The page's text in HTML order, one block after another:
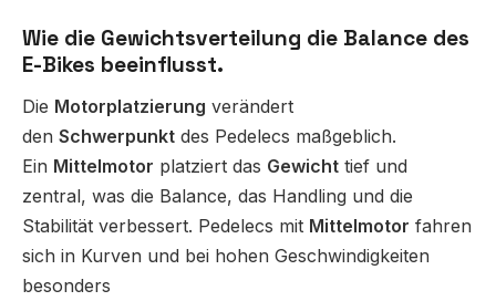
Wie die Gewichtsverteilung die Balance des
E-Bikes beeinflusst.
Die Motorplatzierung verändert
den Schwerpunkt des Pedelecs maßgeblich.
Ein Mittelmotor platziert das Gewicht tief und
zentral, was die Balance, das Handling und die
Stabilität verbessert. Pedelecs mit Mittelmotor fahren
sich in Kurven und bei hohen Geschwindigkeiten
besonders